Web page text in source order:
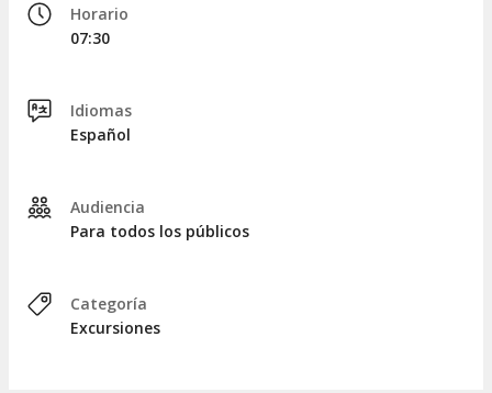
primeroshominidos
almorzar. Posteriormente, emprenderemos el regreso a su
hotel en Potrero de los Funes, donde se espera nuestra
llegada alrededor de las 14:30 horas.
Horario
07:30
Idiomas
Español
Audiencia
Para todos los públicos
Categoría
Excursiones